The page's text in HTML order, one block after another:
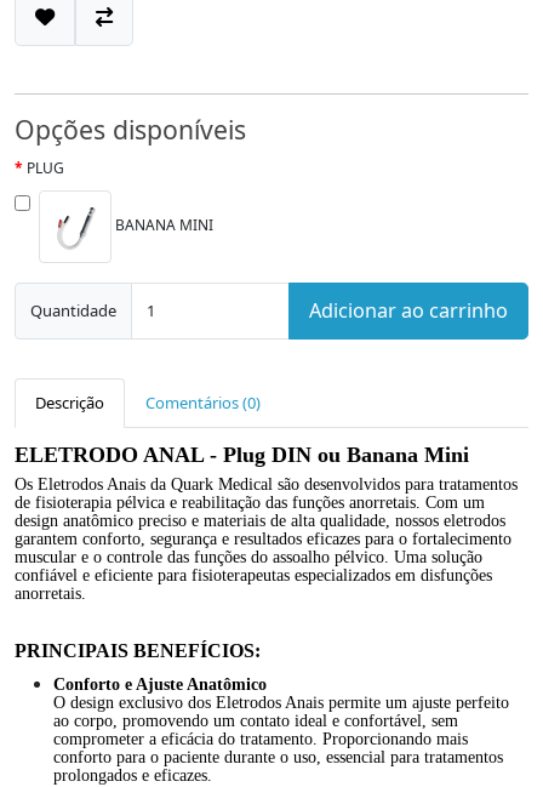
Opções disponíveis
PLUG
BANANA MINI
Quantidade Adicionar ao carrinho
Descrição Comentários (0)
ELETRODO ANAL - Plug DIN ou Banana Mini
Os Eletrodos Anais da Quark Medical são desenvolvidos para tratamentos
de fisioterapia pélvica e reabilitação das funções anorretais. Com um
design anatômico preciso e materiais de alta qualidade, nossos eletrodos
garantem conforto, segurança e resultados eficazes para o fortalecimento
muscular e o controle das funções do assoalho pélvico. Uma solução
confiável e eficiente para fisioterapeutas especializados em disfunções
anorretais.
PRINCIPAIS BENEFÍCIOS:
Conforto e Ajuste Anatômico
O design exclusivo dos Eletrodos Anais permite um ajuste perfeito
ao corpo, promovendo um contato ideal e confortável, sem
comprometer a eficácia do tratamento. Proporcionando mais
conforto para o paciente durante o uso, essencial para tratamentos
prolongados e eficazes.